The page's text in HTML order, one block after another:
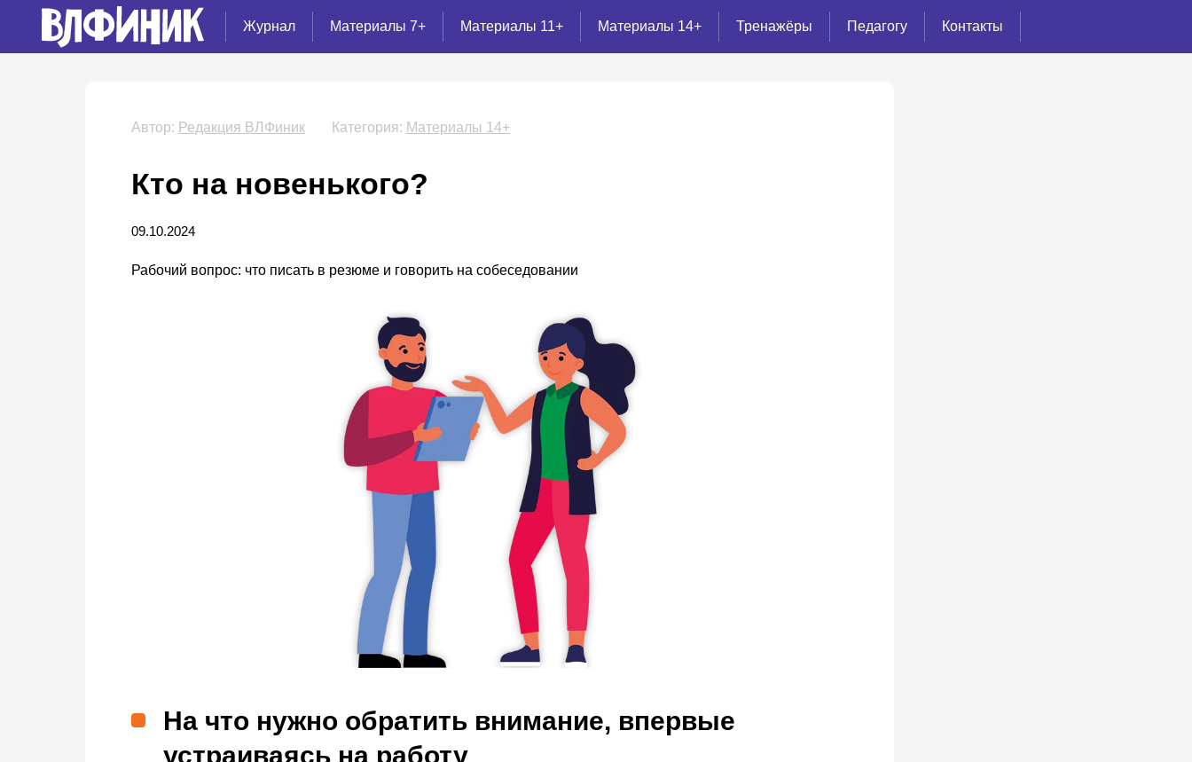
Журнал Материалы 7+ Материалы 11+ Материалы 14+ Тренажёры Педагогу Контакты
Автор: Редакция ВЛФиник Категория: Материалы 14+
Кто на новенького?
09.10.2024
Рабочий вопрос: что писать в резюме и говорить на собеседовании
На что нужно обратить внимание, впервые
устраиваясь на работу